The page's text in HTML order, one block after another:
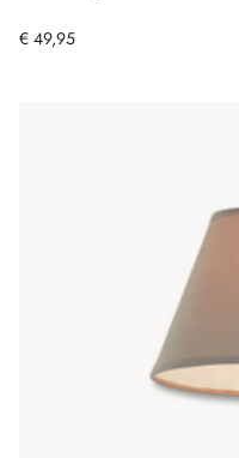
€ 49,95